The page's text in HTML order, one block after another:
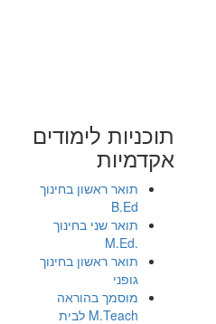
תוכניות לימודים
אקדמיות
תואר ראשון בחינוך
B.Ed
תואר שני בחינוך
.M.Ed
תואר ראשון בחינוך
גופני
מוסמך בהוראה
M.Teach לבית